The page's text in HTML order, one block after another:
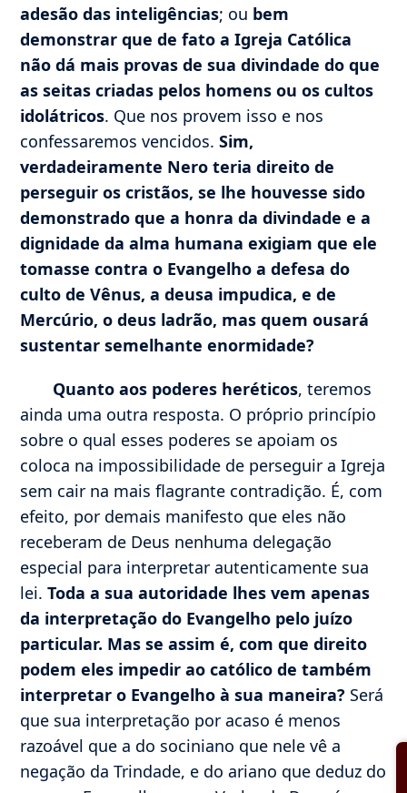
adesão das inteligências; ou bem
demonstrar que de fato a Igreja Católica
não dá mais provas de sua divindade do que
as seitas criadas pelos homens ou os cultos
idolátricos. Que nos provem isso e nos
confessaremos vencidos.Sim,
verdadeiramente Nero teria direito de
perseguir os cristãos, se lhe houvesse sido
demonstrado que a honra da divindade e a
dignidade da alma humana exigiam que ele
tomasse contra o Evangelho a defesa do
culto de Vênus, a deusa impudica, e de
Mercúrio, o deus ladrão, mas quem ousará
sustentar semelhante enormidade?
Quanto aos poderes heréticos, teremos
ainda uma outra resposta. O próprio princípio
sobre o qual esses poderes se apoiam os
coloca na impossibilidade de perseguir a Igreja
sem cair na mais flagrante contradição. É, com
efeito, por demais manifesto que eles não
receberam de Deus nenhuma delegação
especial para interpretar autenticamente sua
lei.Toda a sua autoridade lhes vem apenas
da interpretação do Evangelho pelo juízo
particular. Mas se assim é, com que direito
podem eles impedir ao católico de também
interpretar o Evangelho à sua maneira? Será
que sua interpretação por acaso é menos
razoável que a do sociniano que nele vê a
negação da Trindade, e do ariano que deduz do